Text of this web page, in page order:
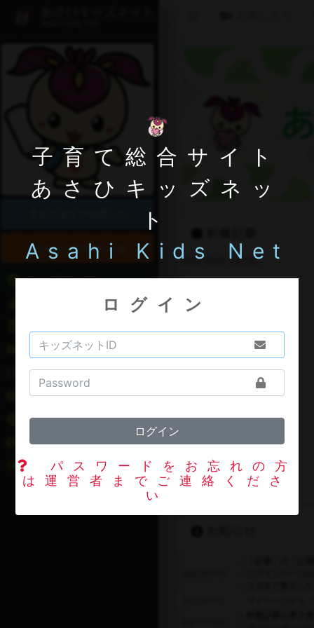
子育て総合サイト
あさひキッズネッ
ト
Asahi Kids Net
ログイン
ログイン
パスワードをお忘れの方
は運営者までご連絡くださ
い